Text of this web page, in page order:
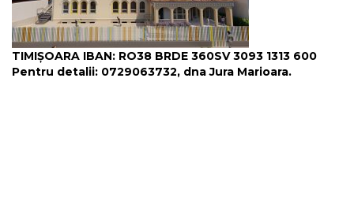
TIMIȘOARA IBAN: RO38 BRDE 360SV 3093 1313 600
Pentru detalii: 0729063732, dna Jura Marioara.